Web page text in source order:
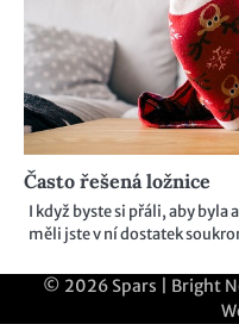
Často řešená ložnice
I když byste si přáli, aby byla
měli jste v ní dostatek
© 2026 Spars | Bright